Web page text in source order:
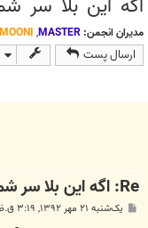
مدیران انجمن: MASTER
,
ارسال پست
Re: اگه این بلا سر شما می آمد !
یک‌شنبه ۲۱ مهر ۱۳۹۲, ۳:۱۹ ق.ظ